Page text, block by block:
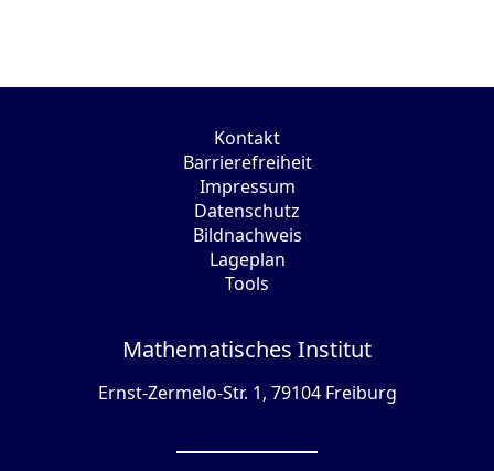
Kontakt
Barrierefreiheit
Impressum
Datenschutz
Bildnachweis
Lageplan
Tools
Mathematisches Institut
Ernst-Zermelo-Str. 1, 79104 Freiburg